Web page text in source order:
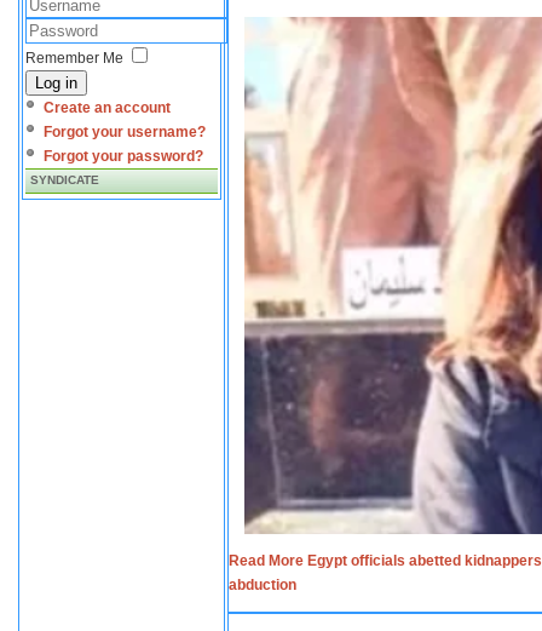
Remember Me
Log in
Create an account
Forgot your username?
Forgot your password?
SYNDICATE
Read More Egypt officials abetted
abduction